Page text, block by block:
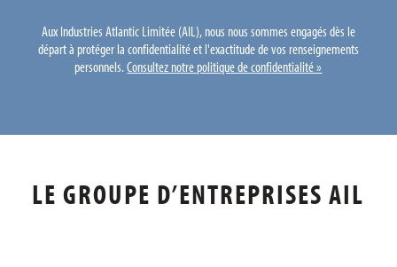
Aux Industries Atlantic Limitée (AIL), nous nous sommes engagés dès le
départ à protéger la confidentialité et l'exactitude de vos renseignements
personnels.Consultez notre politique de confidentialité »
LE GROUPE D’ENTREPRISES AIL